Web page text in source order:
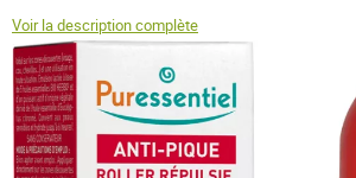
Voir la description complète